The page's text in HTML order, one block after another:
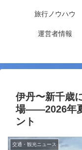
旅行ノウハウ
運営者情報
伊丹〜新千歳
場——2026年
ント
交通・観光ニュース